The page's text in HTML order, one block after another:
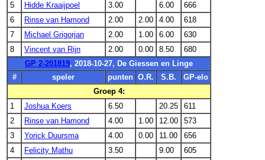
5
Hidde Kraaijpoel 3.00 6.00
666
6
Rinse van Hamond 2.00 2.00 4.00
618
7
Michael Grigorjan 2.00 1.00 6.00
630
8
Vincent van Rijn 2.00 0.00 8.50
680
GP 2-201819, 2018-10-27, De Giessen en Linge
#
speler punten O.R. S.B.
GP-elo
Groep 4:
1
Joshua Koers 6.50 20.25
611
2
Rinse van Hamond 4.00 1.00 12.00
573
3
Yorick Duursma 4.00 0.00 11.00
656
4
Felicity Mathu 3.50 9.00
605